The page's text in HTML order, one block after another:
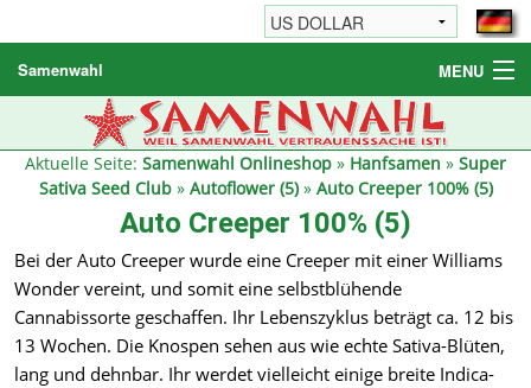
Samenwahl MENU
Hanfsamen
Weitere Produkte
Reseller
Aktuelle Seite: Samenwahl Onlineshop » Hanfsamen » Super
Sativa Seed Club» Autoflower (5)» Auto Creeper 100% (5)
Auto Creeper 100% (5)
Bei der Auto Creeper wurde eine Creeper mit einer Williams
Wonder vereint, und somit eine selbstblühende
Cannabissorte geschaffen. Ihr Lebenszyklus beträgt ca. 12 bis
13 Wochen. Die Knospen sehen aus wie echte Sativa-Blüten,
lang und dehnbar. Ihr werdet vielleicht einige breite Indica-